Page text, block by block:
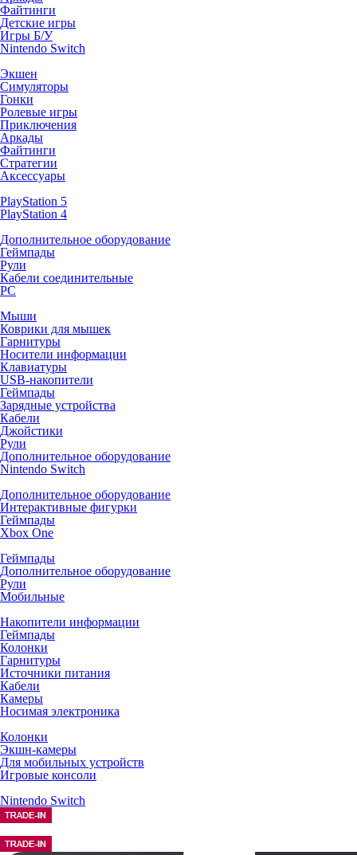
Файтинги
Детские игры
Игры Б/У
Nintendo Switch
Экшен
Симуляторы
Гонки
Ролевые игры
Приключения
Аркады
Файтинги
Стратегии
Аксессуары
PlayStation 5
PlayStation 4
Дополнительное оборудование
Геймпады
Рули
Кабели соединительные
PC
Мыши
Коврики для мышек
Гарнитуры
Носители информации
Клавиатуры
USB-накопители
Геймпады
Зарядные устройства
Кабели
Джойстики
Рули
Дополнительное оборудование
Nintendo Switch
Дополнительное оборудование
Интерактивные фигурки
Геймпады
Xbox One
Геймпады
Дополнительное оборудование
Рули
Мобильные
Накопители информации
Геймпады
Колонки
Гарнитуры
Источники питания
Кабели
Камеры
Носимая электроника
Колонки
Экшн-камеры
Для мобильных устройств
Игровые консоли
Nintendo Switch